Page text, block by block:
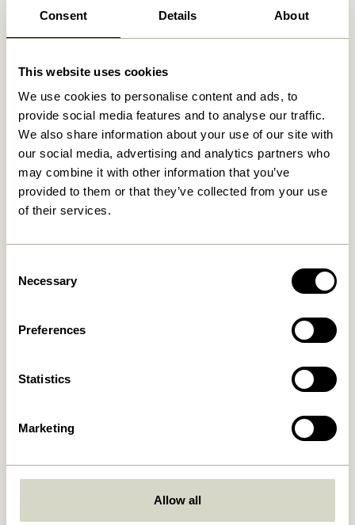
Consent Details About
This website uses cookies
We use cookies to personalise content and ads, to
provide social media features and to analyse our traffic.
We also share information about your use of our site with
our social media, advertising and analytics partners who
may combine it with other information that you’ve
provided to them or that they’ve collected from your use
of their services.
Selection
Necessary
Preferences
Statistics
Marketing
Allow all
Gap Tablette Naturel
829,00kr.
Ajouter au panier